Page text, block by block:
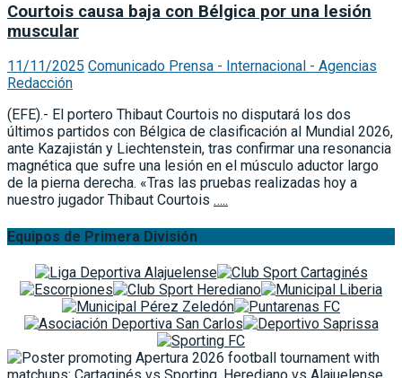
Courtois causa baja con Bélgica por una lesión
muscular
11/11/2025 Comunicado Prensa - Internacional - Agencias
Redacción
(EFE).- El portero Thibaut Courtois no disputará los dos
últimos partidos con Bélgica de clasificación al Mundial 2026,
ante Kazajistán y Liechtenstein, tras confirmar una resonancia
magnética que sufre una lesión en el músculo aductor largo
de la pierna derecha. «Tras las pruebas realizadas hoy a
nuestro jugador Thibaut Courtois …..
Equipos de Primera División